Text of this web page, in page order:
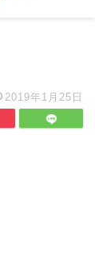
2019年1月25日